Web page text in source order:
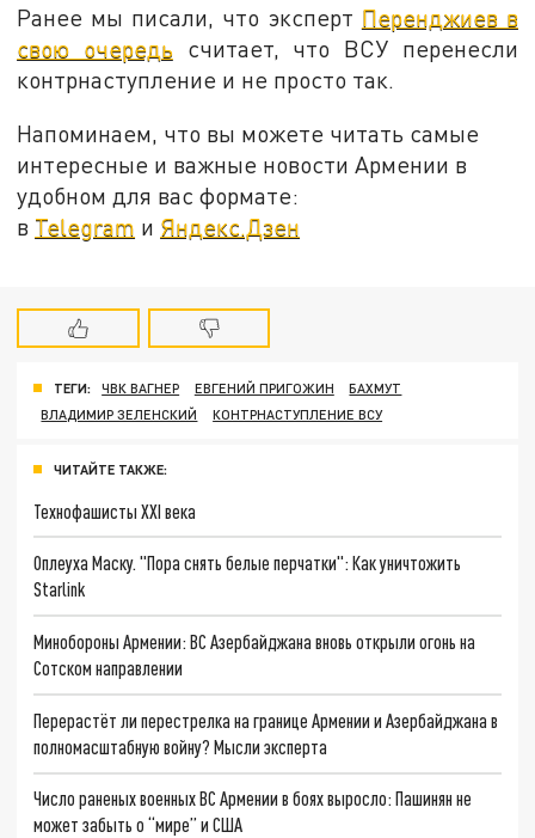
Ранее мы писали, что эксперт Перенджиев в
свою очередь считает, что ВСУ перенесли
контрнаступление и не просто так.
Напоминаем, что вы можете читать самые
интересные и важные новости Армении в
удобном для вас формате:
в Telegram и Яндекс.Дзен
ТЕГИ: ЧВК ВАГНЕР ЕВГЕНИЙ ПРИГОЖИН
БАХМУТ
ВЛАДИМИР ЗЕЛЕНСКИЙ
КОНТРНАСТУПЛЕНИЕ ВСУ
ЧИТАЙТЕ ТАКЖЕ:
Технофашисты XXI века
Оплеуха Маску. "Пора снять белые перчатки": Как уничтожить
Starlink
Минобороны Армении: ВС Азербайджана вновь открыли огонь на
Сотском направлении
Перерастёт ли перестрелка на границе Армении и Азербайджана в
полномасштабную войну? Мысли эксперта
Число раненых военных ВС Армении в боях выросло: Пашинян не
может забыть о “мире” и США